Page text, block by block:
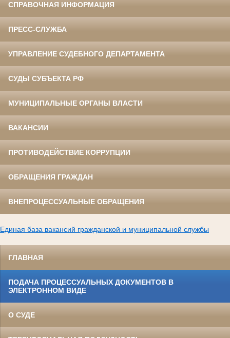
СПРАВОЧНАЯ ИНФОРМАЦИЯ
ПРЕСС-СЛУЖБА
УПРАВЛЕНИЕ СУДЕБНОГО ДЕПАРТАМЕНТА
СУДЫ СУБЪЕКТА РФ
МУНИЦИПАЛЬНЫЕ ОРГАНЫ ВЛАСТИ
ВАКАНСИИ
ПРОТИВОДЕЙСТВИЕ КОРРУПЦИИ
ОБРАЩЕНИЯ ГРАЖДАН
ВНЕПРОЦЕССУАЛЬНЫЕ ОБРАЩЕНИЯ
Единая база вакансий гражданской и муниципальной службы
ГЛАВНАЯ
ПОДАЧА ПРОЦЕССУАЛЬНЫХ ДОКУМЕНТОВ В
ЭЛЕКТРОННОМ ВИДЕ
О СУДЕ